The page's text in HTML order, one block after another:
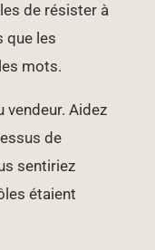
de résister à
que les
mots.
vendeur. Aidez
de
sentiriez
étaient